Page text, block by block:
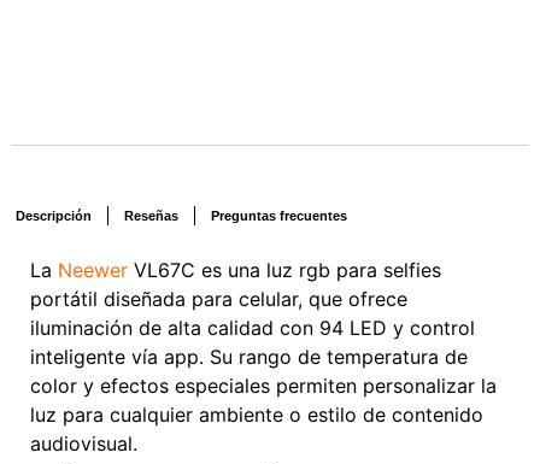
Descripción Reseñas Preguntas frecuentes
La Neewer VL67C es una luz rgb para selfies
portátil diseñada para celular, que ofrece
iluminación de alta calidad con 94 LED y control
inteligente vía app. Su rango de temperatura de
color y efectos especiales permiten personalizar la
luz para cualquier ambiente o estilo de contenido
audiovisual.